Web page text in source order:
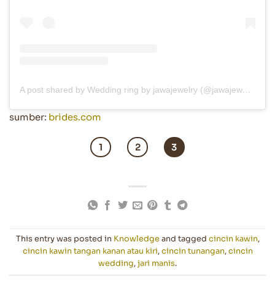
A post shared by Wedding ring by jawajewelry (@jawajewelry_wedding)
sumber: brides.com
1 2 3
This entry was posted in Knowledgeand tagged cincin kawin,
cincin kawin tangan kanan atau kiri,cincin tunangan,cincin
wedding,jari manis.